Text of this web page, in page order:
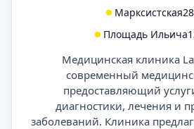
Марксистская
Площадь Ильича
Медицинская клиника La
современный
предоставляющий
диагностики, лечения и
заболеваний. Клиника